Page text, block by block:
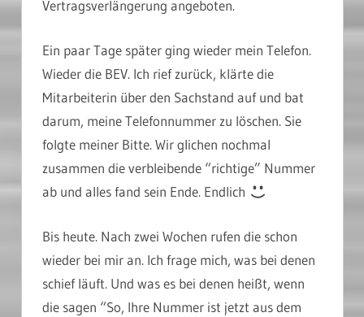
Vertragsverlängerung angeboten.
Ein paar Tage später ging wieder mein Telefon.
Wieder die BEV. Ich rief zurück, klärte die
Mitarbeiterin über den Sachstand auf und bat
darum, meine Telefonnummer zu löschen. Sie
folgte meiner Bitte. Wir glichen nochmal
zusammen die verbleibende “richtige” Nummer
ab und alles fand sein Ende. Endlich
Bis heute. Nach zwei Wochen rufen die schon
wieder bei mir an. Ich frage mich, was bei denen
schief läuft. Und was es bei denen heißt, wenn
die sagen “So, Ihre Nummer ist jetzt aus dem